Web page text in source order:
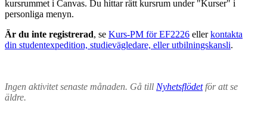
kursrummet i Canvas. Du hittar rätt kursrum under "Kurser" i
personliga menyn.
Är du inte registrerad, se Kurs-PM för EF2226 ellerkontakta
din studentexpedition, studievägledare, eller utbilningskansli.
Ingen aktivitet senaste månaden. Gå till Nyhetsflödetför att se
äldre.